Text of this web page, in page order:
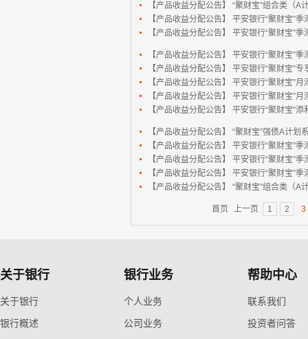
【产品收益分配公告】
“聚财宝”组合类（A
【产品收益分配公告】
平安银行“聚财宝”
【产品收益分配公告】
平安银行“聚财宝”
【产品收益分配公告】
平安银行“聚财宝”
【产品收益分配公告】
平安银行“聚财宝”
【产品收益分配公告】
平安银行“聚财宝”
【产品收益分配公告】
平安银行“聚财宝”
【产品收益分配公告】
平安银行“聚财宝”
【产品收益分配公告】
“聚财宝”强债A计划
【产品收益分配公告】
平安银行“聚财宝”
【产品收益分配公告】
平安银行“聚财宝”
【产品收益分配公告】
平安银行“聚财宝”
【产品收益分配公告】
“聚财宝”组合类（A
3
2
1
上一页
首页
关于银行
关于银行
银行概述
银行业务
个人业务
公司业务
帮助中心
联系我们
投资者问答